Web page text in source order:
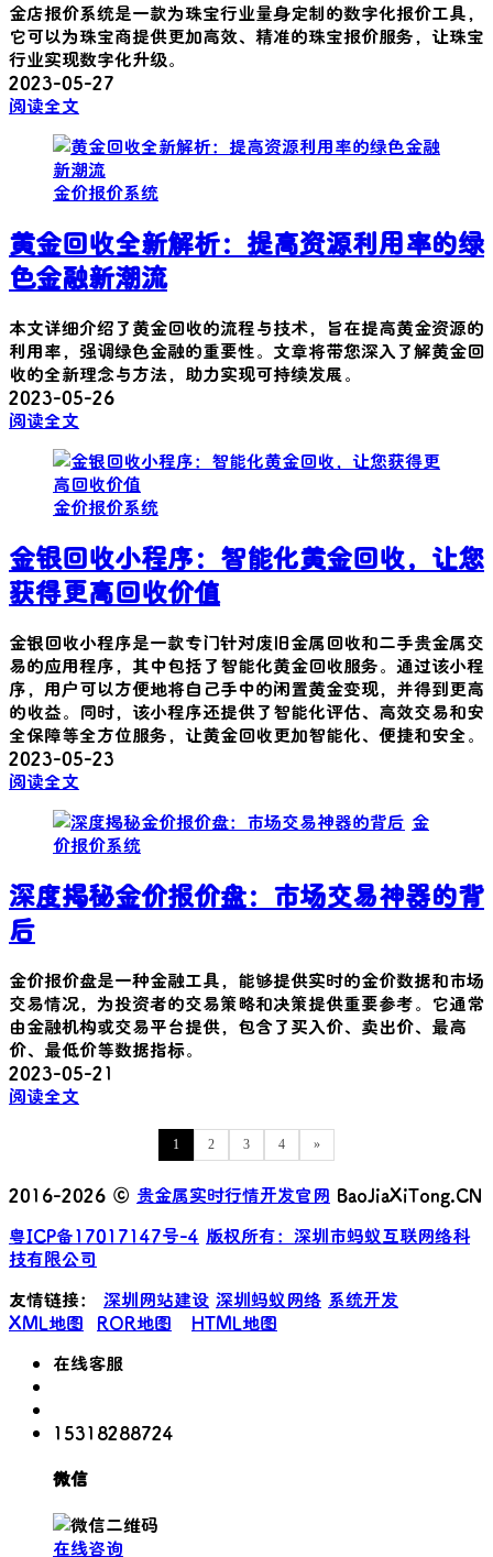
金店报价系统是一款为珠宝行业量身定制的数字化报价工具，
它可以为珠宝商提供更加高效、精准的珠宝报价服务，让珠宝
行业实现数字化升级。
2023-05-27
阅读全文
金价报价系统
黄金回收全新解析：提高资源利用率的绿
色金融新潮流
本文详细介绍了黄金回收的流程与技术，旨在提高黄金资源的
利用率，强调绿色金融的重要性。文章将带您深入了解黄金回
收的全新理念与方法，助力实现可持续发展。
2023-05-26
阅读全文
金价报价系统
金银回收小程序：智能化黄金回收，让您
获得更高回收价值
金银回收小程序是一款专门针对废旧金属回收和二手贵金属交
易的应用程序，其中包括了智能化黄金回收服务。通过该小程
序，用户可以方便地将自己手中的闲置黄金变现，并得到更高
的收益。同时，该小程序还提供了智能化评估、高效交易和安
全保障等全方位服务，让黄金回收更加智能化、便捷和安全。
2023-05-23
阅读全文
金
价报价系统
深度揭秘金价报价盘：市场交易神器的背
后
金价报价盘是一种金融工具，能够提供实时的金价数据和市场
交易情况，为投资者的交易策略和决策提供重要参考。它通常
由金融机构或交易平台提供，包含了买入价、卖出价、最高
价、最低价等数据指标。
2023-05-21
阅读全文
1 2 3 4 »
2016-2026 © 贵金属实时行情开发官网 BaoJiaXiTong.CN
粤ICP备17017147号-4 版权所有：深圳市蚂蚁互联网络科
技有限公司
友情链接： 深圳网站建设 深圳蚂蚁网络 系统开发
XML地图
ROR地图
HTML地图
在线客服
15318288724
微信
在线咨询